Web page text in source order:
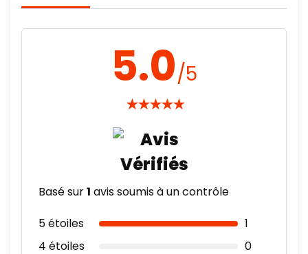
5.0/5
★★★★★
Basé sur1 avis soumis à un contrôle
5 étoiles
1
4 étoiles
0